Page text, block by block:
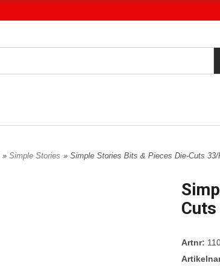
» Simple Stories » Simple Stories Bits & Pieces Die-Cuts
Artnr: